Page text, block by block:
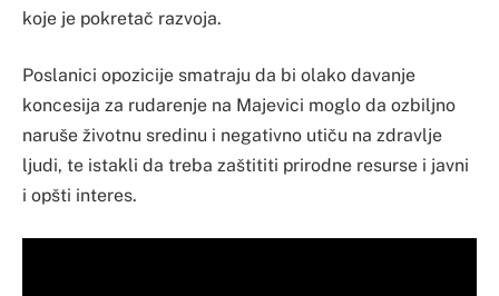
koje je pokretač razvoja.
Poslanici opozicije smatraju da bi olako davanje
koncesija za rudarenje na Majevici moglo da ozbiljno
naruše životnu sredinu i negativno utiču na zdravlje
ljudi, te istakli da treba zaštititi prirodne resurse i javni
i opšti interes.